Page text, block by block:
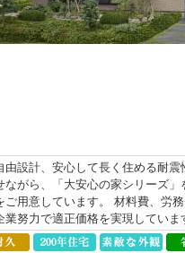
由設計、安心して長く住める耐
がら、「大安心の家シリーズ
ご用意しています。 材料費、労
業努力で適正価格を実現していま